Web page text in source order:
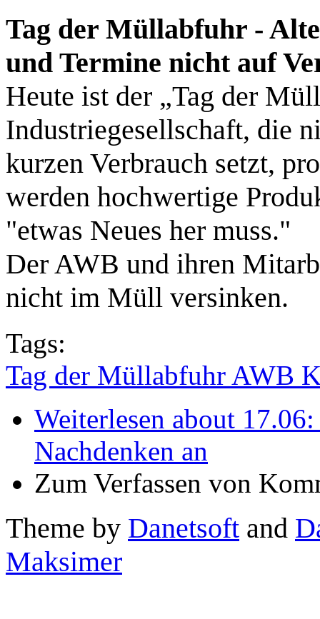
Tag der Müllabfuhr -
und Termine nicht auf
Heute ist der „Tag der
Industriegesellschaft, die
kurzen Verbrauch setzt,
werden hochwertige
"etwas Neues her muss."
Der AWB und ihren
nicht im Müll versinken.
Tags:
Tag der Müllabfuhr AWB
Weiterlesen about
Nachdenken an
Zum Verfassen von
Theme by Danetsoft and
Maksimer